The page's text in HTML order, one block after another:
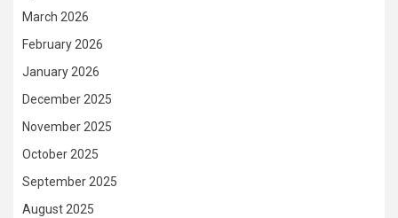
March 2026
February 2026
January 2026
December 2025
November 2025
October 2025
September 2025
August 2025